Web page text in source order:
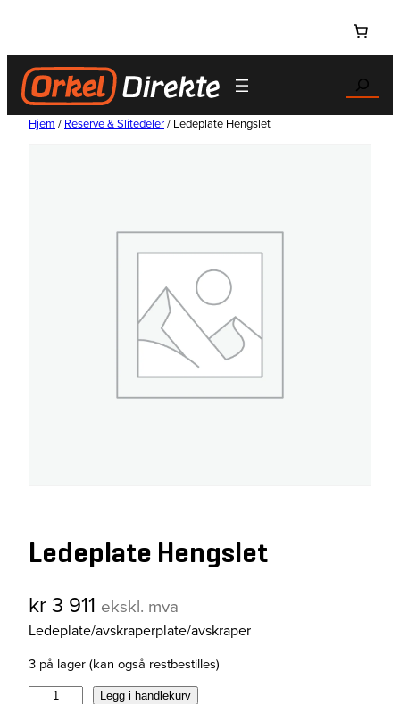
innhold
Search
Hjem / Reserve & Slitedeler/ Ledeplate Hengslet
Ledeplate Hengslet
kr3 911 ekskl. mva
Ledeplate/avskraperplate/avskraper
3 på lager (kan også restbestilles)
Legg i handlekurv